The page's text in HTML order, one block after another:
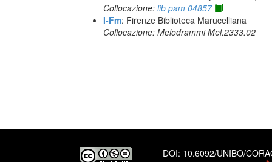
Collocazione: lib pam 04857
I-Fm: Firenze Biblioteca Marucelliana
Collocazione: Melodrammi Mel.2333.02
DOI: 10.6092/UNIBO/